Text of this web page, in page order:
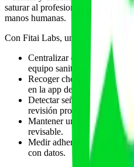
saturar al profesional,
manos humanas.
Con Fitai Labs, un negocio puede:
Centralizar cribado,
equipo sanitario.
Recoger check-ins
en la app del cliente.
Detectar señales de brote y
revisión profesional.
Mantener una progresión
revisable.
Medir adherencia, brotes y
con datos.